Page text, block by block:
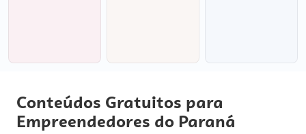
Conteúdos Gratuitos para
Empreendedores do Paraná